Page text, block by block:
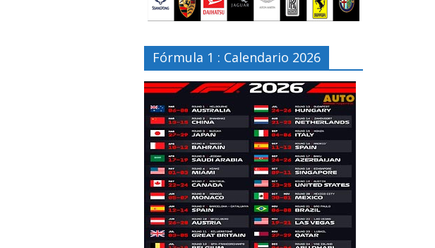
Fórmula 1 : Calendario 2026